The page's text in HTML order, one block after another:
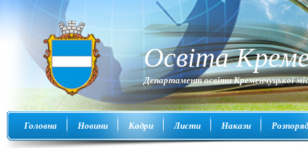
Освіта
Департамент освіти Кременчуцької
Головна Новини Кадри Листи Накази